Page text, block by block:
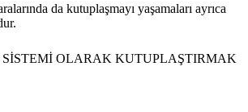
da kutuplaşmayı yaşamaları ayrıca
OLARAK KUTUPLAŞTIRMAK